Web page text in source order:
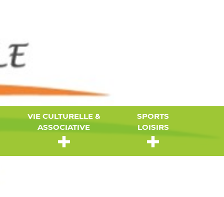
VIE CULTURELLE &
ASSOCIATIVE
SPORTS
LOISIRS